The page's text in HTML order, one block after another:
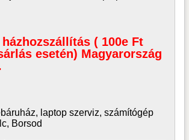
( 100e Ft
esetén) Magyarország
laptop szerviz, számítógép
Borsod